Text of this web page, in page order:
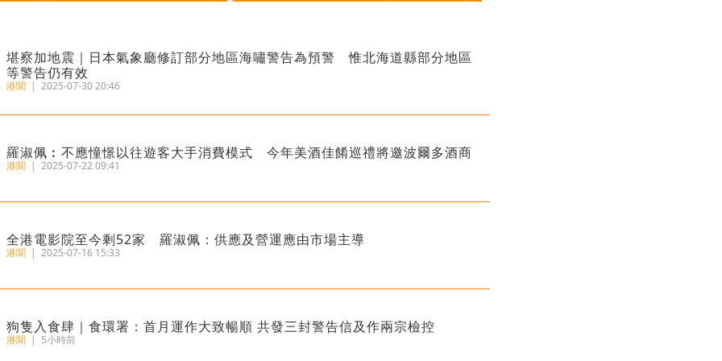
堪察加地震｜日本氣象廳修訂部分地區海嘯警告為預警 惟北海道縣部分地區
等警告仍有效
港聞 | 2025-07-30 20:46
羅淑佩︰不應憧憬以往遊客大手消費模式 今年美酒佳餚巡禮將邀波爾多酒商
港聞 | 2025-07-22 09:41
全港電影院至今剩52家 羅淑佩：供應及營運應由市場主導
港聞 | 2025-07-16 15:33
狗隻入食肆｜食環署：首月運作大致暢順 共發三封警告信及作兩宗檢控
港聞 | 5小時前